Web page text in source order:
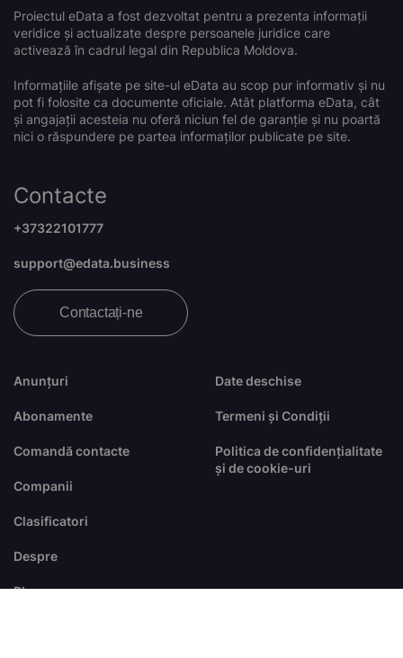
Proiectul eData a fost dezvoltat pentru a prezenta informații
veridice și actualizate despre persoanele juridice care
activează în cadrul legal din Republica Moldova.
Informațiile afișate pe site-ul eData au scop pur informativ și nu
pot fi folosite ca documente oficiale. Atât platforma eData, cât
și angajații acesteia nu oferă niciun fel de garanție și nu poartă
nici o răspundere pe partea informaților publicate pe site.
Anunțuri
Abonamente
Comandă contacte
Companii
Clasificatori
Despre
Blog
Date deschise
Termeni și Condiții
Politica de confidențialitate
și de cookie-uri
Contacte
+37322101777
support@edata.business
Contactați-ne